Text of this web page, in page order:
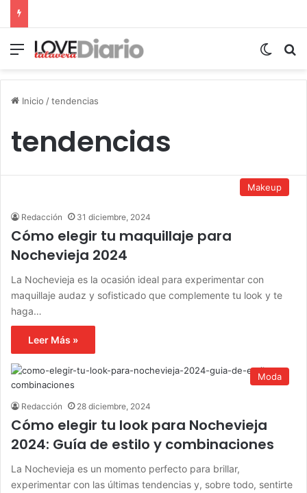
Menú
Inicio /tendencias
tendencias
Makeup
Redacción 31 diciembre, 2024
Cómo elegir tu maquillaje para
Nochevieja 2024
La Nochevieja es la ocasión ideal para experimentar con
maquillaje audaz y sofisticado que complemente tu look y te
haga…
Leer Más »
Moda
Redacción 28 diciembre, 2024
Cómo elegir tu look para Nochevieja
2024: Guía de estilo y combinaciones
La Nochevieja es un momento perfecto para brillar,
experimentar con las últimas tendencias y, sobre todo, sentirte